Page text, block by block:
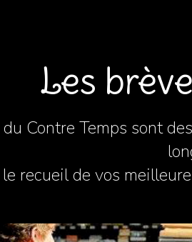
Les
Contre Temps sont
recueil de vos